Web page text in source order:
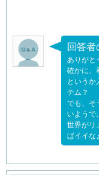
回答者
ありがと
確かに、
というか
テム？
でも、そ
いようで
世界がリ
ばイイな